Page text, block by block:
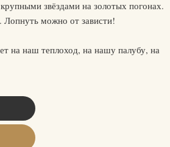
звёздами на золотых погонах.
Лопнуть можно от зависти!
на наш теплоход, на нашу палубу, на